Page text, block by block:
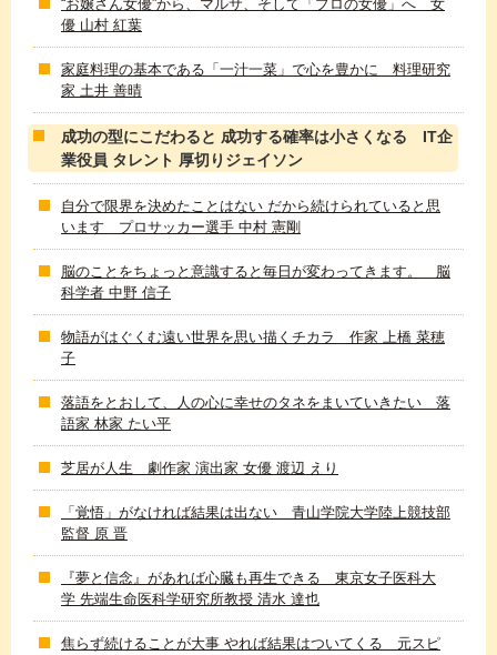
“お嬢さん女優”から、マルサ、そして「プロの女優」へ 女
優 山村 紅葉
家庭料理の基本である「一汁一菜」で心を豊かに 料理研究
家 土井 善晴
成功の型にこだわると 成功する確率は小さくなる IT企
業役員 タレント 厚切りジェイソン
自分で限界を決めたことはない だから続けられていると思
います プロサッカー選手 中村 憲剛
脳のことをちょっと意識すると毎日が変わってきます。 脳
科学者 中野 信子
物語がはぐくむ遠い世界を思い描くチカラ 作家 上橋 菜穂
子
落語をとおして、人の心に幸せのタネをまいていきたい 落
語家 林家 たい平
芝居が人生 劇作家 演出家 女優 渡辺 えり
「覚悟」がなければ結果は出ない 青山学院大学陸上競技部
監督 原 晋
『夢と信念』があれば心臓も再生できる 東京女子医科大
学 先端生命医科学研究所教授 清水 達也
焦らず続けることが大事 やれば結果はついてくる 元スピ